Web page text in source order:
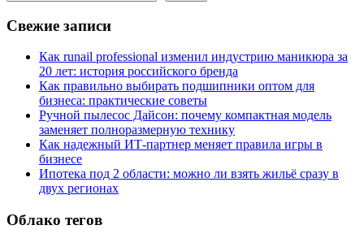
Свежие записи
Как runail professional изменил индустрию маникюра за
20 лет: история российского бренда
Как правильно выбирать подшипники оптом для
бизнеса: практические советы
Ручной пылесос Дайсон: почему компактная модель
заменяет полноразмерную технику
Как надежный ИТ-партнер меняет правила игры в
бизнесе
Ипотека под 2 области: можно ли взять жильё сразу в
двух регионах
Облако тегов